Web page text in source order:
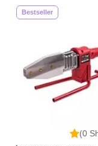
(0
Bestseller